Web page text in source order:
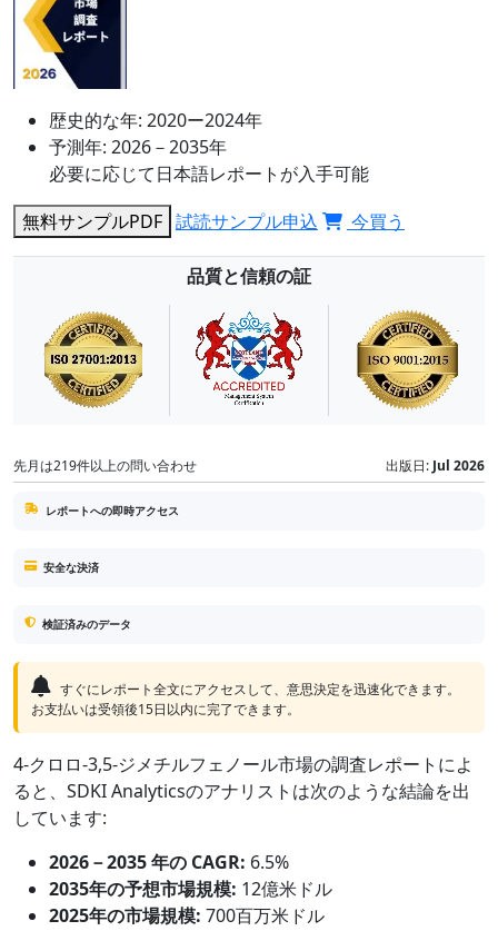
歴史的な年: 2020ー2024年
予測年: 2026－2035年
必要に応じて日本語レポートが入手可能
無料サンプルPDF 試読サンプル申込 今買う
品質と信頼の証
先月は219件以上の問い合わせ 出版日: Jul 2026
レポートへの即時アクセス
安全な決済
検証済みのデータ
すぐにレポート全文にアクセスして、意思決定を迅速化できます。
お支払いは受領後15日以内に完了できます。
4-クロロ-3,5-ジメチルフェノール市場の調査レポートによ
ると、SDKI Analyticsのアナリストは次のような結論を出
しています:
2026－2035 年の CAGR: 6.5%
2035年の予想市場規模: 12億米ドル
2025年の市場規模: 700百万米ドル